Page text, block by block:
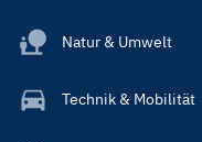
Natur & Umwelt
Technik & Mobilität